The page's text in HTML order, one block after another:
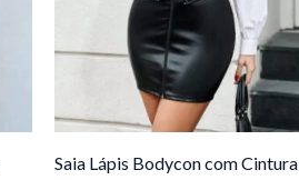
Saia Lápis Bodycon com Cintura